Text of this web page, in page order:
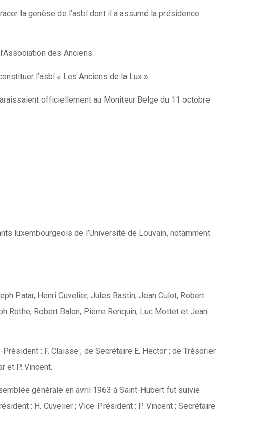
la genèse de l’asbl dont il a assumé la présidence
des Anciens.
l’asbl « Les Anciens de la Lux ».
officiellement au Moniteur Belge du 11 octobre
luxembourgeois de l’Université de Louvain, notamment
Patar, Henri Cuvelier, Jules Bastin, Jean Culot, Robert
Rothe, Robert Balon, Pierre Renquin, Luc Mottet et Jean
: F. Claisse ; de Secrétaire E. Hector ; de Trésorier
et P. Vincent.
générale en avril 1963 à Saint-Hubert fut suivie
: H. Cuvelier ; Vice-Président : P. Vincent ; Secrétaire